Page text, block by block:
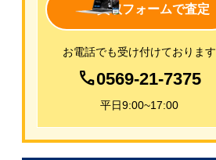
買取フォームで査定
お電話でも受け付けております
0569-21-7375
平日9:00~17:00